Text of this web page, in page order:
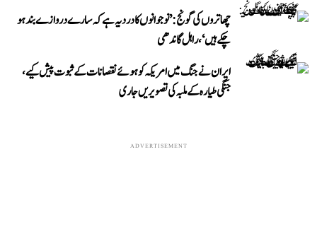
چھاتروں کی گونج: ’نوجوانوں کا درد یہ ہے کہ سارے دروازے بند ہو
چکے ہیں‘، راہل گاندھی
ایران نے جنگ میں امریکہ کو ہوئے نقصانات کے ثبوت پیش کیے،
جنگی طیارہ کے ملبہ کی تصویریں جاری
ADVERTISEMENT